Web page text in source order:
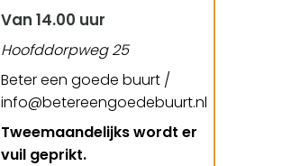
Van 14.00 uur
Hoofddorpweg 25
Beter een goede buurt /
info@betereengoedebuurt.nl
Tweemaandelijks wordt er
vuil geprikt.